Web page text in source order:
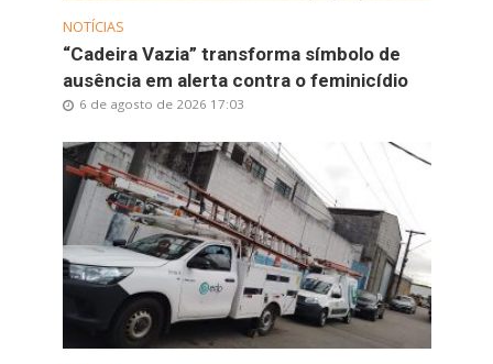
NOTÍCIAS
“Cadeira Vazia” transforma símbolo de
ausência em alerta contra o feminicídio
6 de agosto de 2026 17:03